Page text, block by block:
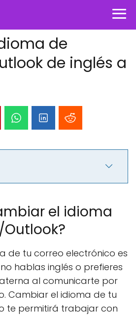
de
de inglés a
el idioma
de tu correo electrónico es
hablas inglés o prefieres
al comunicarte por
Cambiar el idioma de tu
te permitirá trabajar con